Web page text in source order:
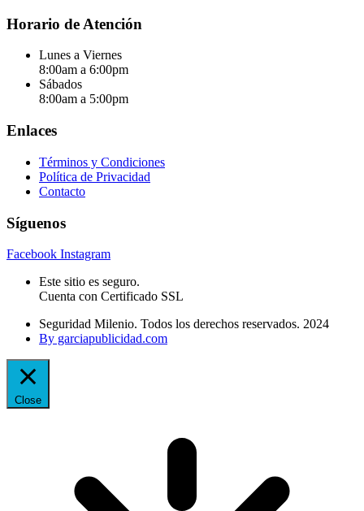
Horario de Atención
Lunes a Viernes
8:00am a 6:00pm
Sábados
8:00am a 5:00pm
Enlaces
Términos y Condiciones
Política de Privacidad
Contacto
Síguenos
Facebook Instagram
Este sitio es seguro.
Cuenta con Certificado SSL
Seguridad Milenio. Todos los derechos reservados. 2024
By garciapublicidad.com
Close